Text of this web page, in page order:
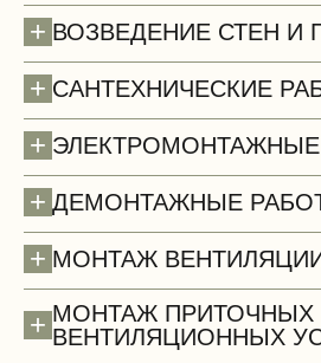
+ ВОЗВЕДЕНИЕ СТЕН И
+ САНТЕХНИЧЕСКИЕ
+
+ ДЕМОНТАЖНЫЕ
Полы (демонтаж)
+ МОНТАЖ
+ МОНТАЖ ПРИТОЧНЫХ
ВЕНТИЛЯЦИОННЫХ